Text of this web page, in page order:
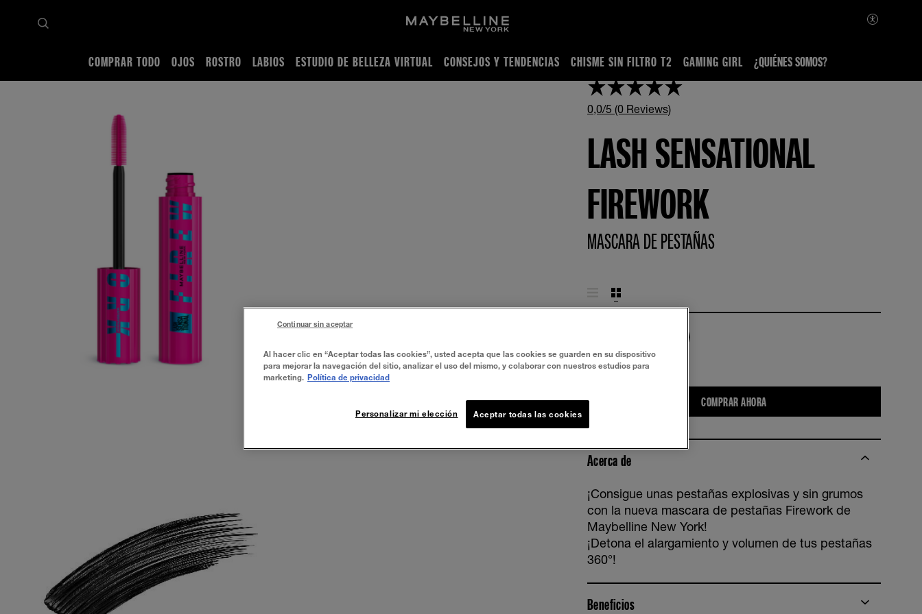
COMPRAR TODO OJOS ROSTRO LABIOS ESTUDIO DE BELLEZA VIRTUAL CONSEJOS Y TENDENCIAS CHISME SIN FILTRO T2 GAMING GIRL ¿QUIÉNES SOMOS?
Comprar todo Ojos Pestañina Lash Sensational Firework Mascara
0,0/5 (0 Reviews)
LASH SENSATIONAL
FIREWORK
MASCARA DE PESTAÑAS
Waterproof
COMPRAR AHORA
Acerca de
¡Consigue unas pestañas explosivas y sin grumos
con la nueva mascara de pestañas Firework de
Maybelline New York!
¡Detona el alargamiento y volumen de tus pestañas
360°!
Beneficios
Al hacer clic en “Aceptar todas las cookies”, usted acepta que las cookies se guarden en su dispositivo
para mejorar la navegación del sitio, analizar el uso del mismo, y colaborar con nuestros estudios para
marketing. Política de privacidad
Aceptar todas las cookies
Personalizar mi elección
Continuar sin aceptar